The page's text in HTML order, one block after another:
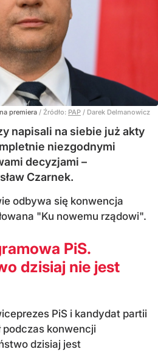
premiera / Źródło: PAP / Darek Delmanowicz
napisali na siebie już akty
niezgodnymi
decyzjami –
Czarnek.
odbywa się konwencja
"Ku nowemu rządowi".
PiS.
dzisiaj nie jest
PiS i kandydat partii
podczas konwencji
dzisiaj jest